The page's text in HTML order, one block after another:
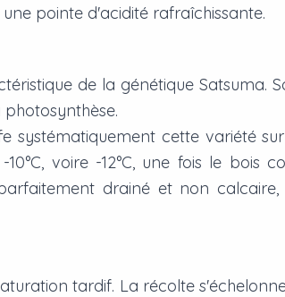
pointe d'acidité rafraîchissante.
de la génétique Satsuma.
systématiquement cette variété sur
voire -12°C, une fois le bois
drainé et non
tardif. La récolte